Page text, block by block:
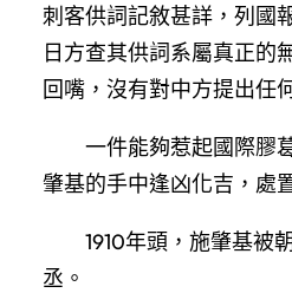
刺客供詞記敘甚詳，列國
日方查其供詞系屬真正的
回嘴，沒有對中方提出任
一件能夠惹起國際膠
肇基的手中逢凶化吉，處
1910年頭，施肇基被
丞。